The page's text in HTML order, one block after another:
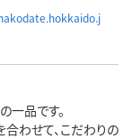
一品です。
わせて、こだわりの